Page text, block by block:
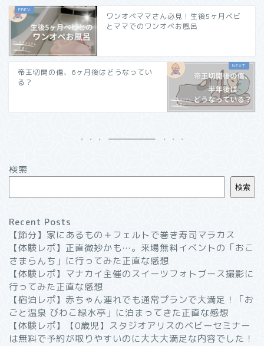
ワンオペママさん必見！生後5ヶ月ベビ
とママでのワンオペお風呂
帝王切開の傷、6ヶ月後はどうなってい
る？
検索
検索
Recent Posts
【節分】家にあるもの＋フェルトで巻き寿司マラカス
【体験レポ】正直微妙かも…。来場無料イベントの「おこ
さまらんち」に行ってみた正直な感想
【体験レポ】マナカイ主催のスイーツフォトブース撮影に
行ってみた正直な感想
【宿泊レポ】赤ちゃん連れでも通常プランで大満足！「お
ごと温泉 びわこ緑水亭」に泊まってきた正直な感想
【体験レポ】【0歳児】スタジオアリスのベビーセミナー
は無料で予約が取りやすいのに大大大満足な内容でした！